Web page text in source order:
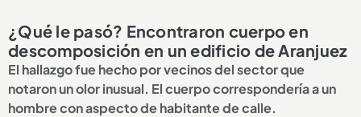
¿Qué le pasó? Encontraron cuerpo en
descomposición en un edificio de Aranjuez
El hallazgo fue hecho por vecinos del sector que
notaron un olor inusual. El cuerpo correspondería a un
hombre con aspecto de habitante de calle.